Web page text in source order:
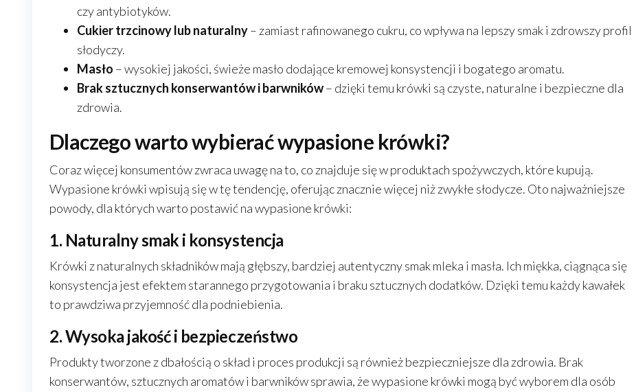
czy antybiotyków.
Cukier trzcinowy lub naturalny– zamiast rafinowanego cukru, co wpływa na lepszy smak i zdrowszy profil
słodyczy.
Masło – wysokiej jakości, świeże masło dodające kremowej konsystencji i bogatego aromatu.
Brak sztucznych konserwantów i barwników– dzięki temu krówki są czyste, naturalne i bezpieczne dla
zdrowia.
Dlaczego warto wybierać wypasione krówki?
Coraz więcej konsumentów zwraca uwagę na to, co znajduje się w produktach spożywczych, które kupują.
Wypasione krówki wpisują się w tę tendencję, oferując znacznie więcej niż zwykłe słodycze. Oto najważniejsze
powody, dla których warto postawić na wypasione krówki:
1. Naturalny smak i konsystencja
Krówki z naturalnych składników mają głębszy, bardziej autentyczny smak mleka i masła. Ich miękka, ciągnąca się
konsystencja jest efektem starannego przygotowania i braku sztucznych dodatków. Dzięki temu każdy kawałek
to prawdziwa przyjemność dla podniebienia.
2. Wysoka jakość i bezpieczeństwo
Produkty tworzone z dbałością o skład i proces produkcji są również bezpieczniejsze dla zdrowia. Brak
konserwantów, sztucznych aromatów i barwników sprawia, że wypasione krówki mogą być wyborem dla osób